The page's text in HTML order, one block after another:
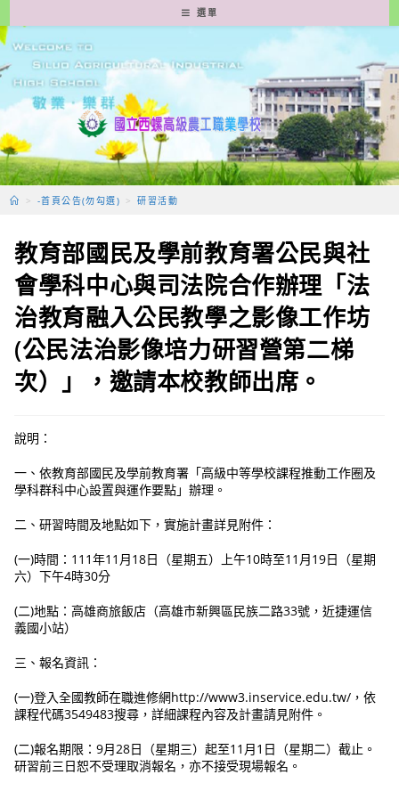
轉
至
要
容
選單
> -首頁公告(勿勾選) > 研習活動
教育部國民及學前教育署公民與社
會學科中心與司法院合作辦理「法
治教育融入公民教學之影像工作坊
(公民法治影像培力研習營第二梯
次）」，邀請本校教師出席。
說明：
一、依教育部國民及學前教育署「高級中等學校課程推動工作圈及
學科群科中心設置與運作要點」辦理。
二、研習時間及地點如下，實施計畫詳見附件：
(一)時間：111年11月18日（星期五）上午10時至11月19日（星期
六）下午4時30分
(二)地點：高雄商旅飯店（高雄市新興區民族二路33號，近捷運信
義國小站）
三、報名資訊：
(一)登入全國教師在職進修網http://www3.inservice.edu.tw/，依
課程代碼3549483搜尋，詳細課程內容及計畫請見附件。
(二)報名期限：9月28日（星期三）起至11月1日（星期二）截止。
研習前三日恕不受理取消報名，亦不接受現場報名。